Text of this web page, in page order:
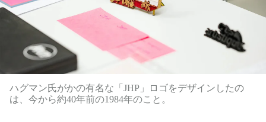
ハグマン氏がかの有名な「JHP」ロゴをデザインしたの
は、今から約40年前の1984年のこと。